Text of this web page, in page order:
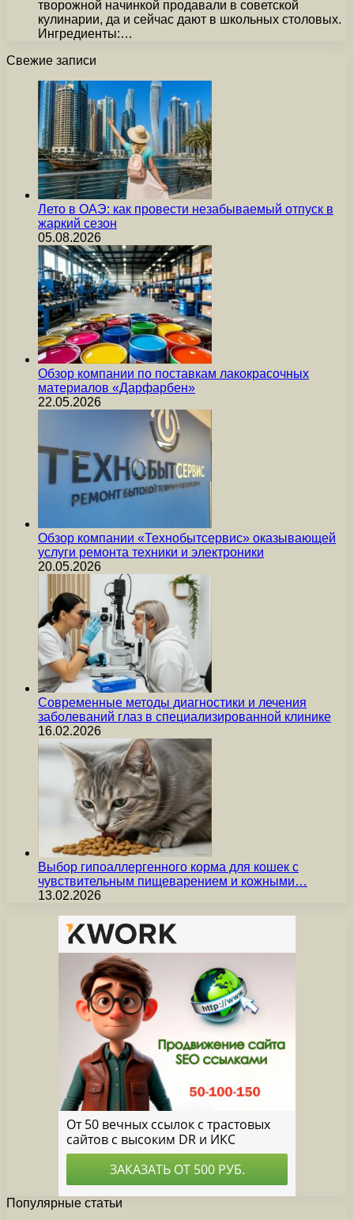
творожной начинкой продавали в советской
кулинарии, да и сейчас дают в школьных столовых.
Ингредиенты:…
Свежие записи
Лето в ОАЭ: как провести незабываемый отпуск в
жаркий сезон
05.08.2026
Обзор компании по поставкам лакокрасочных
материалов «Дарфарбен»
22.05.2026
Обзор компании «Технобытсервис» оказывающей
услуги ремонта техники и электроники
20.05.2026
Современные методы диагностики и лечения
заболеваний глаз в специализированной клинике
16.02.2026
Выбор гипоаллергенного корма для кошек с
чувствительным пищеварением и кожными…
13.02.2026
Популярные статьи